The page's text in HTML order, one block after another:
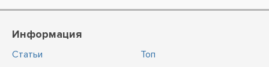
Информация
Статьи
Топ